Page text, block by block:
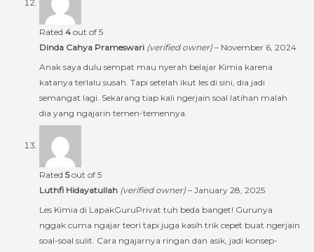
Rated 4 out of 5
Dinda Cahya Prameswari (verified owner) – November 6, 2024
Anak saya dulu sempat mau nyerah belajar Kimia karena
katanya terlalu susah. Tapi setelah ikut les di sini, dia jadi
semangat lagi. Sekarang tiap kali ngerjain soal latihan malah
dia yang ngajarin temen-temennya.
Rated 5out of 5
Luthfi Hidayatullah (verified owner) – January 28, 2025
Les Kimia di LapakGuruPrivat tuh beda banget! Gurunya
nggak cuma ngajar teori tapi juga kasih trik cepet buat ngerjain
soal-soal sulit. Cara ngajarnya ringan dan asik, jadi konsep-